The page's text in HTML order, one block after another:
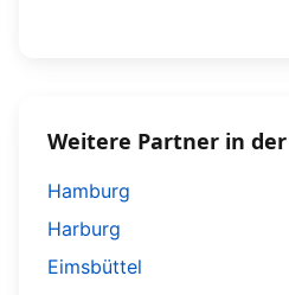
Weitere Partner in
Hamburg
Harburg
Eimsbüttel